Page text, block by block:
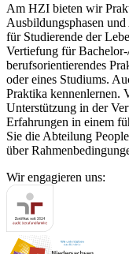
Am HZI bieten wir
Ausbildungsphasen
für Studierende der
Vertiefung für
berufsorientierendes
oder eines Studiums.
Praktika kennenlernen.
Unterstützung in der
Erfahrungen in einem
Sie die Abteilung
über
Wir engagieren uns: